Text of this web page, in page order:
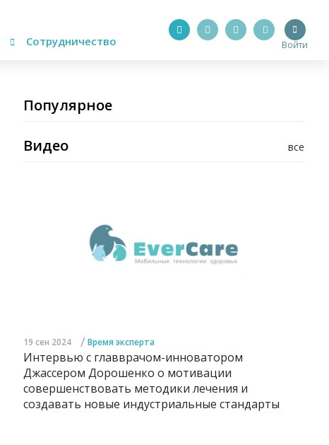
Сотрудничество Войти
Популярное
все
Видео
19 сен 2024 / Время эксперта
Интервью с главврачом-инноватором
Джассером Дорошенко о мотивации
совершенствовать методики лечения и
создавать новые индустриальные стандарты